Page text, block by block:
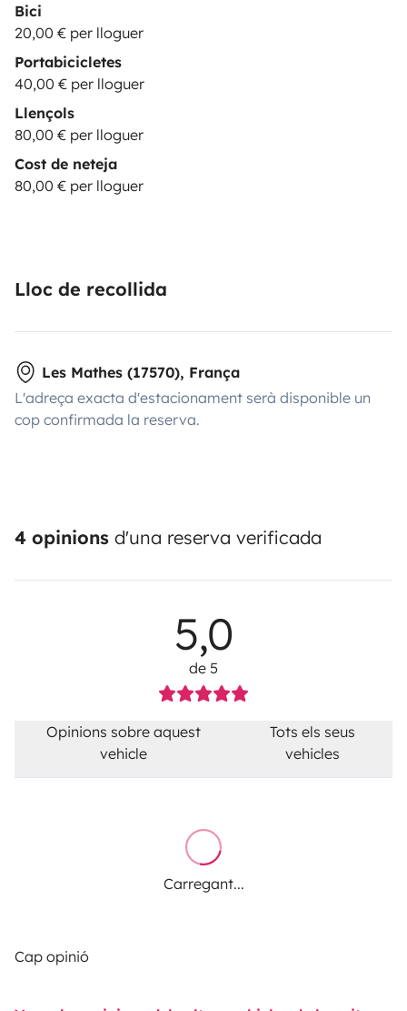
Bici
20,00 € per lloguer
Portabicicletes
40,00 € per lloguer
Llençols
80,00 € per lloguer
Cost de neteja
80,00 € per lloguer
Lloc de recollida
Les Mathes (17570), França
L'adreça exacta d'estacionament serà disponible un
cop confirmada la reserva.
4 opinions d'una reserva verificada
5,0
de 5
Opinions sobre aquest
vehicle
Tots els seus
vehicles
Carregant...
Cap opinió